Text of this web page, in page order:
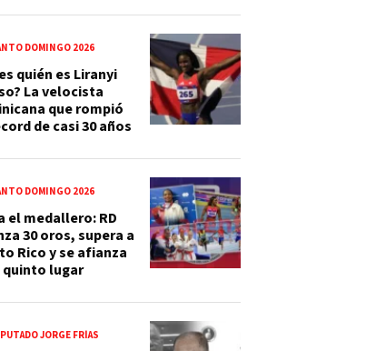
DOMINGO 2026
quién es Liranyi
La velocista
que rompió
de casi 30 años
DOMINGO 2026
el medallero: RD
30 oros, supera a
Rico y se afianza
quinto lugar
JORGE FRÍAS